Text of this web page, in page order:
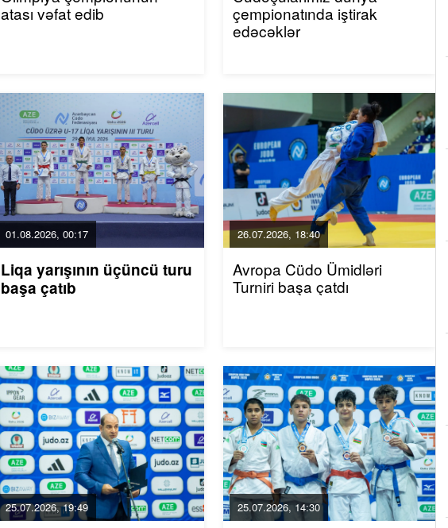
atası vəfat edib
çempionatında iştirak
edəcəklər
01.08.2026, 00:17
Liqa yarışının üçüncü turu
başa çatıb
26.07.2026, 18:40
Avropa Cüdo Ümidləri
Turniri başa çatdı
25.07.2026, 19:49 25.07.2026, 14:30